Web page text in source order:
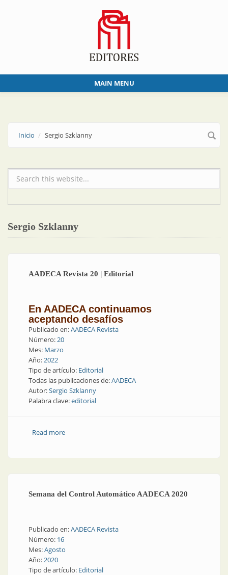
MAIN MENU
Inicio Sergio Szklanny
Formulario de búsqueda
Sergio Szklanny
AADECA Revista 20 | Editorial
En AADECA continuamos
aceptando desafíos
Publicado en:AADECA Revista
Número:20
Mes: Marzo
Año:2022
Tipo de artículo: Editorial
Todas las publicaciones de:AADECA
Autor:Sergio Szklanny
Palabra clave:editorial
Read moreabout AADECA Revista 20 | Editorial
Semana del Control Automático AADECA 2020
Publicado en:AADECA Revista
Número: 16
Mes:Agosto
Año:2020
Tipo de artículo: Editorial